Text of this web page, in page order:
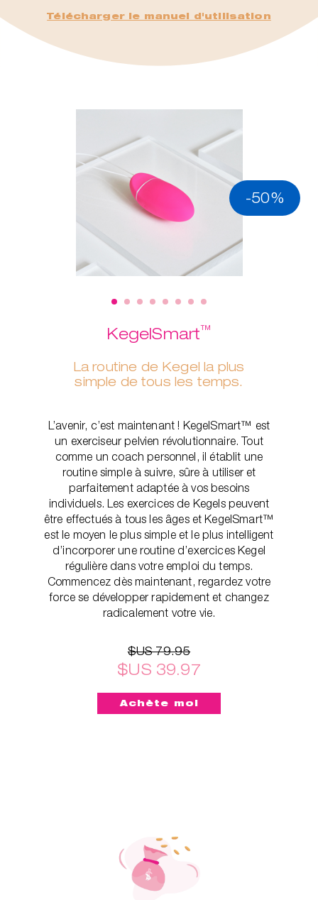
Télécharger le manuel d'utilisation
-50%
KegelSmart™
La routine de Kegel la plus
simple de tous les temps.
L’avenir, c’est maintenant ! KegelSmart™ est
un exerciseur pelvien révolutionnaire. Tout
comme un coach personnel, il établit une
routine simple à suivre, sûre à utiliser et
parfaitement adaptée à vos besoins
individuels. Les exercices de Kegels peuvent
être effectués à tous les âges et KegelSmart™
est le moyen le plus simple et le plus intelligent
d’incorporer une routine d’exercices Kegel
régulière dans votre emploi du temps.
Commencez dès maintenant, regardez votre
force se développer rapidement et changez
radicalement votre vie.
$US 79.95
$US 39.97